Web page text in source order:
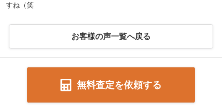
すね（笑
お客様の声一覧へ戻る
無料査定を依頼する